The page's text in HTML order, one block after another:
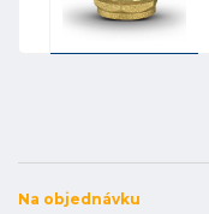
Na objednávku